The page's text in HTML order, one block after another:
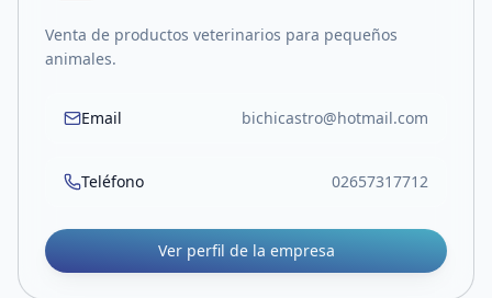
Venta de productos veterinarios para pequeños
animales.
Email bichicastro@hotmail.com
Teléfono 02657317712
Ver perfil de la empresa